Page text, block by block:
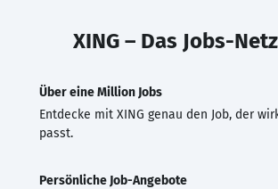
XING – Das Jobs-
Über eine Million Jobs
Entdecke mit XING genau den Job, der
passt.
Persönliche Job-Angebote